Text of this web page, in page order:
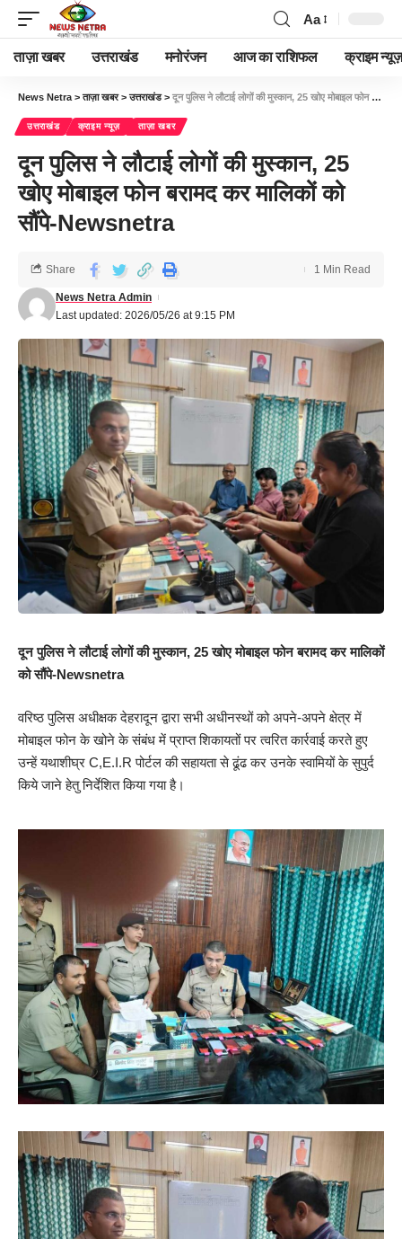
Aa
ताज़ा खबर उत्तराखंड मनोरंजन आज का राशिफल क्राइम न्यूज़
News Netra >ताज़ा खबर>उत्तराखंड> दून पुलिस ने लौटाई लोगों की मुस्कान, 25 खोए मोबाइल फोन बरामद कर मालिकों को सौंपे-Newsnetra
उत्तराखंड क्राइम न्यूज़ ताज़ा खबर
दून पुलिस ने लौटाई लोगों की मुस्कान, 25
खोए मोबाइल फोन बरामद कर मालिकों को
सौंपे-Newsnetra
Last updated: 2026/05/26 at 9:15 PM
News Netra Admin
Share 1 Min Read
दून पुलिस ने लौटाई लोगों की मुस्कान, 25 खोए मोबाइल फोन बरामद कर मालिकों
को सौंपे-Newsnetra
वरिष्ठ पुलिस अधीक्षक देहरादून द्वारा सभी अधीनस्थों को अपने-अपने क्षेत्र में
मोबाइल फोन के खोने के संबंध में प्राप्त शिकायतों पर त्वरित कार्रवाई करते हुए
उन्हें यथाशीघ्र C,E.I.R पोर्टल की सहायता से ढूंढ कर उनके स्वामियों के सुपुर्द
किये जाने हेतु निर्देशित किया गया है।